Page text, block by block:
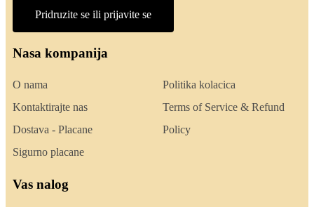
Pridruzite se ili prijavite se
Nasa kompanija
O nama
Kontaktirajte nas
Dostava - Placane
Sigurno placane
Politika kolacica
Terms of Service & Refund
Policy
Vas nalog